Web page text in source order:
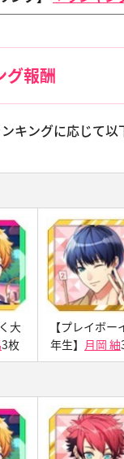
グ報酬
キングに応じて以
大
3枚
【プレイボー
年生】 月岡 紬